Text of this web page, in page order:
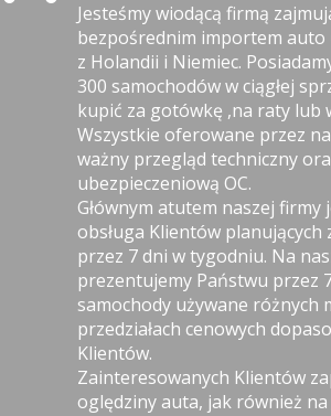
Jesteśmy wiodącą firmą
bezpośrednim importem auto
z Holandii i Niemiec.
300 samochodów w ciągłej
kupić za gotówkę ,na raty lub
Wszystkie oferowane przez
ważny przegląd techniczny
ubezpieczeniową OC.
Głównym atutem naszej
obsługa Klientów
przez 7 dni w tygodniu. Na
prezentujemy Państwu przez
samochody używane różnych
przedziałach cenowych
Klientów.
Zainteresowanych Klientów
oględziny auta, jak również